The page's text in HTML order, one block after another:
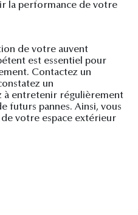
la performance de votre
de votre auvent
est essentiel pour
Contactez un
un
à entretenir régulièrement
futurs pannes. Ainsi, vous
votre espace extérieur